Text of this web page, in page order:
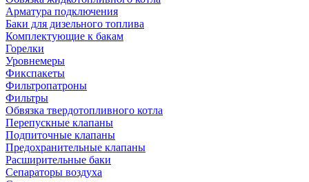
Арматура подключения
Баки для дизельного топлива
Комплектующие к бакам
Горелки
Уровнемеры
Фикспакеты
Фильтропатроны
Фильтры
Обвязка твердотопливного котла
Перепускные клапаны
Подпиточные клапаны
Предохранительные клапаны
Расширительные баки
Сепараторы воздуха